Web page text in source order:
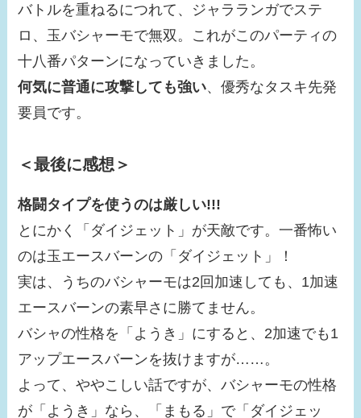
バトルを重ねるにつれて、ジャラランガでステ
ロ、玉バシャーモで無双。これがこのパーティの
十八番パターンになっていきました。
何気に普通に攻撃しても強い、優秀なタスキ先発
要員です。
＜最後に感想＞
格闘タイプを使うのは厳しい!!!
とにかく「ダイジェット」が天敵です。一番怖い
のは玉エースバーンの「ダイジェット」！
実は、うちのバシャーモは2回加速しても、1加速
エースバーンの素早さに勝てません。
バシャの性格を「ようき」にすると、2加速でも1
アップエースバーンを抜けますが……。
よって、ややこしい話ですが、バシャーモの性格
が「ようき」なら、「まもる」で「ダイジェッ